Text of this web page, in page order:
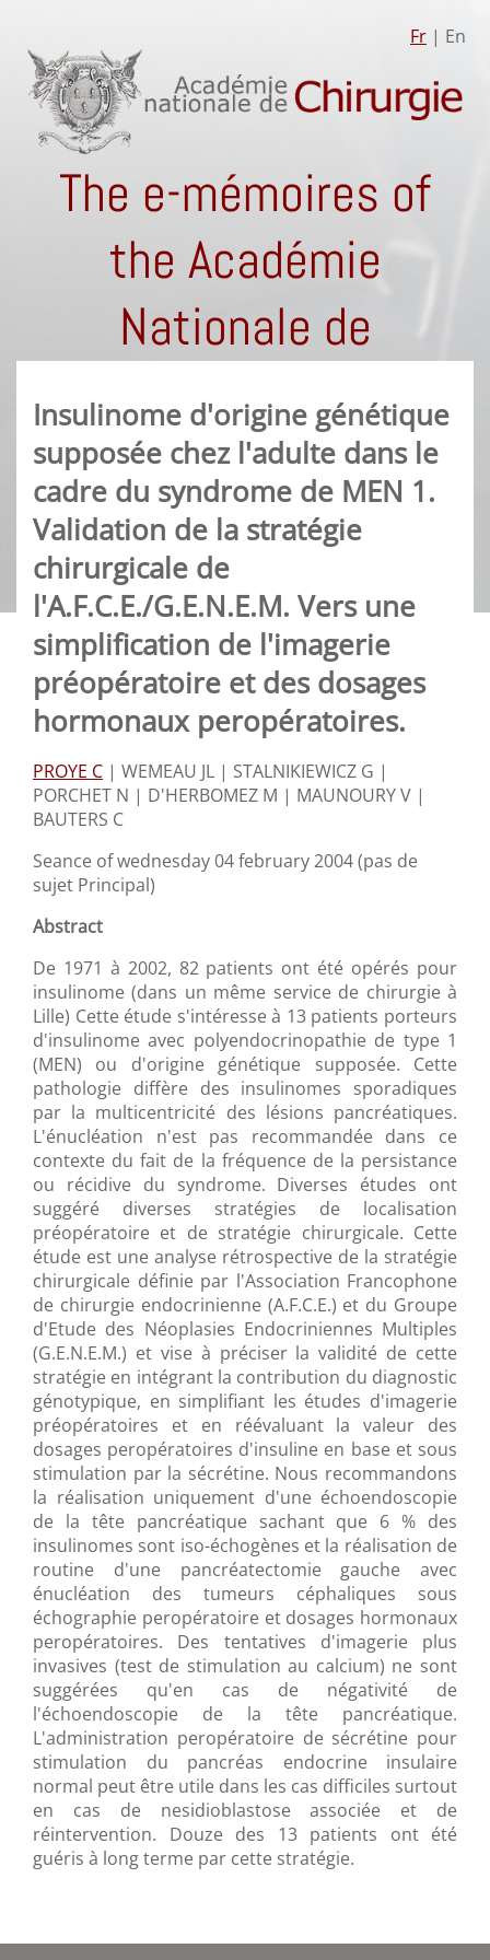
Fr | En
The e-mémoires of
the Académie
Nationale de
Chirurgie
Insulinome d'origine génétique
supposée chez l'adulte dans le
cadre du syndrome de MEN 1.
Validation de la stratégie
chirurgicale de
l'A.F.C.E./G.E.N.E.M. Vers une
simplification de l'imagerie
préopératoire et des dosages
hormonaux peropératoires.
PROYE C | WEMEAU JL | STALNIKIEWICZ G |
PORCHET N | D'HERBOMEZ M | MAUNOURY V |
BAUTERS C
Seance of wednesday 04 february 2004 (pas de
sujet Principal)
Abstract
De 1971 à 2002, 82 patients ont été opérés pour
insulinome (dans un même service de chirurgie à
Lille) Cette étude s'intéresse à 13 patients porteurs
d'insulinome avec polyendocrinopathie de type 1
(MEN) ou d'origine génétique supposée. Cette
pathologie diffère des insulinomes sporadiques
par la multicentricité des lésions pancréatiques.
L'énucléation n'est pas recommandée dans ce
contexte du fait de la fréquence de la persistance
ou récidive du syndrome. Diverses études ont
suggéré diverses stratégies de localisation
préopératoire et de stratégie chirurgicale. Cette
étude est une analyse rétrospective de la stratégie
chirurgicale définie par l'Association Francophone
de chirurgie endocrinienne (A.F.C.E.) et du Groupe
d'Etude des Néoplasies Endocriniennes Multiples
(G.E.N.E.M.) et vise à préciser la validité de cette
stratégie en intégrant la contribution du diagnostic
génotypique, en simplifiant les études d'imagerie
préopératoires et en réévaluant la valeur des
dosages peropératoires d'insuline en base et sous
stimulation par la sécrétine. Nous recommandons
la réalisation uniquement d'une échoendoscopie
de la tête pancréatique sachant que 6 % des
insulinomes sont iso-échogènes et la réalisation de
routine d'une pancréatectomie gauche avec
énucléation des tumeurs céphaliques sous
échographie peropératoire et dosages hormonaux
peropératoires. Des tentatives d'imagerie plus
invasives (test de stimulation au calcium) ne sont
suggérées qu'en cas de négativité de
l'échoendoscopie de la tête pancréatique.
L'administration peropératoire de sécrétine pour
stimulation du pancréas endocrine insulaire
normal peut être utile dans les cas difficiles surtout
en cas de nesidioblastose associée et de
réintervention. Douze des 13 patients ont été
guéris à long terme par cette stratégie.